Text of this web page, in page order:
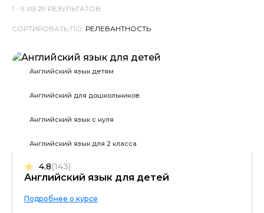
1 - 9 ИЗ 29 РЕЗУЛЬТАТОВ
СОРТИРОВАТЬ ПО:
Английский язык детям
Английский для дошкольников
Английский язык с нуля
Английский язык для 2 класса
Английский язык для детей
4.8(143)
Подробнее о курсе